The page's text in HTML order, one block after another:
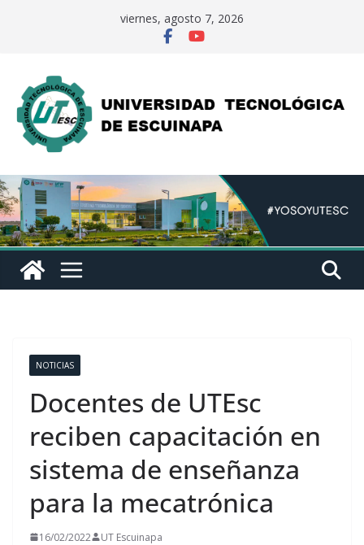
viernes, agosto 7, 2026
NOTICIAS
Docentes de UTEsc
reciben capacitación en
sistema de enseñanza
para la mecatrónica
16/02/2022 UT Escuinapa